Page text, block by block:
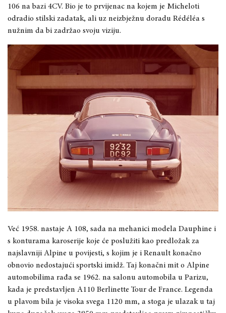
106 na bazi 4CV. Bio je to prvijenac na kojem je Micheloti
odradio stilski zadatak, ali uz neizbježnu doradu Rédéléa s
nužnim da bi zadržao svoju viziju.
Već 1958. nastaje A 108, sada na mehanici modela Dauphine i
s konturama karoserije koje će poslužiti kao predložak za
najslavniji Alpine u povijesti, s kojim je i Renault konačno
obnovio nedostajući sportski imidž. Taj konačni mit o Alpine
automobilima rađa se 1962. na salonu automobila u Parizu,
kada je predstavljen A110 Berlinette Tour de France. Legenda
u plavom bila je visoka svega 1120 mm, a stoga je ulazak u taj